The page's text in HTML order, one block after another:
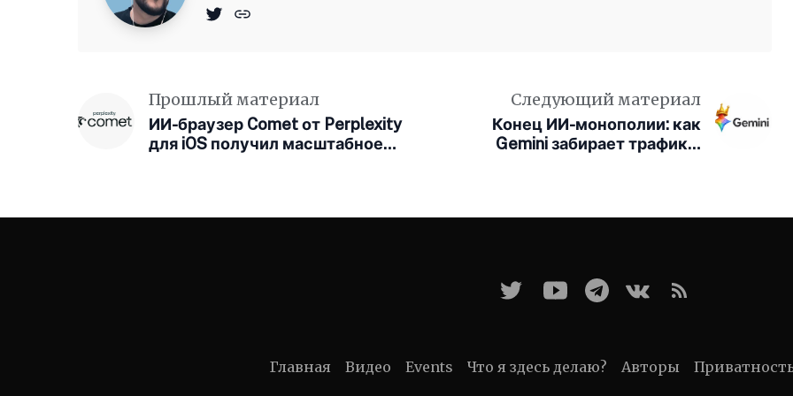
Прошлый материал
ИИ-браузер Comet от Perplexity
для iOS получил масштабное
Следующий материал
Конец ИИ-монополии: как
Gemini забирает трафик у
Главная Видео Events Что я здесь делаю? Авторы